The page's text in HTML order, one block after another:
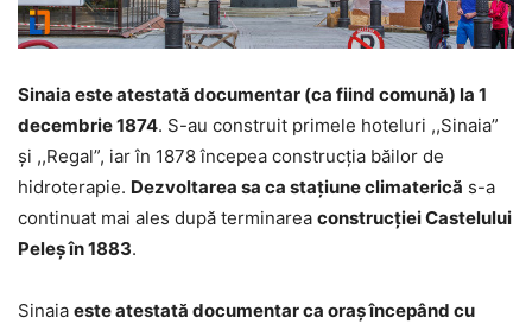
Sinaia este atestată documentar (ca fiind comună) la 1
decembrie 1874. S-au construit primele hoteluri ,,Sinaia”
şi ,,Regal”, iar în 1878 începea construcţia băilor de
hidroterapie. Dezvoltarea sa ca staţiune climaterică s-a
continuat mai ales după terminarea construcţiei Castelului
Peleş în 1883.
Sinaia este atestată documentar ca oraş începând cu